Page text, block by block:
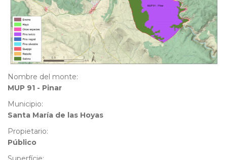
Nombre del monte:
MUP 91 - Pinar
Municipio:
Santa María de las Hoyas
Propietario:
Público